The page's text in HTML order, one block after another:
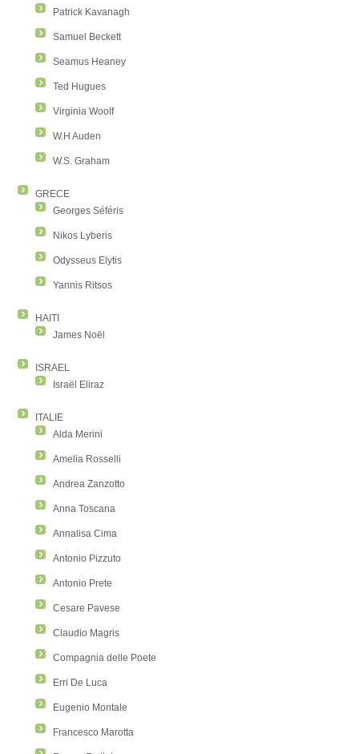
Patrick Kavanagh
Samuel Beckett
Seamus Heaney
Ted Hugues
Virginia Woolf
W.H Auden
W.S. Graham
GRECE
Georges Séféris
Nikos Lyberis
Odysseus Elytis
Yannis Ritsos
HAITI
James Noël
ISRAEL
Israël Eliraz
ITALIE
Alda Merini
Amelia Rosselli
Andrea Zanzotto
Anna Toscana
Annalisa Cima
Antonio Pizzuto
Antonio Prete
Cesare Pavese
Claudio Magris
Compagnia delle Poete
Erri De Luca
Eugenio Montale
Francesco Marotta